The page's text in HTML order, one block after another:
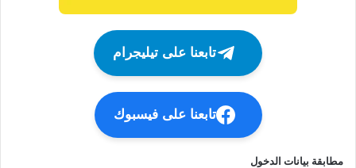
تابعنا على تيليجرام
تابعنا على فيسبوك
مطابقة بيانات الدخول